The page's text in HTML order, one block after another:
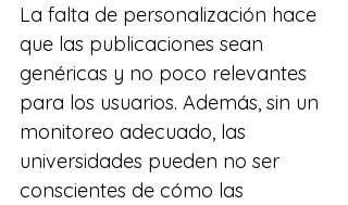
La falta de personalización hace
que las publicaciones sean
genéricas y no poco relevantes
para los usuarios. Además, sin un
monitoreo adecuado, las
universidades pueden no ser
conscientes de cómo las